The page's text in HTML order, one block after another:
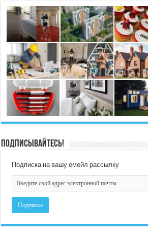
Подписывайтесь!
Подписка на вашу емейл рассылку